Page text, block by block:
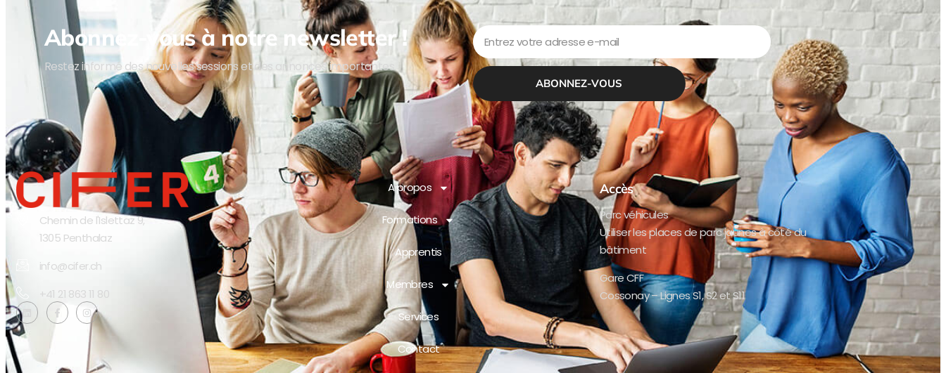
Abonnez-vous à notre newsletter !
Restez informé des nouvelles sessions et des annonces importantes.
ABONNEZ-VOUS
Chemin de l'Islettaz 9,
1305 Penthalaz
info@cifer.ch
+41 21 863 11 80
A propos
Formations
Apprentis
Membres
Services
Contact
Accès
Parc véhicules
Utiliser les places de parc jaunes à côté du
bâtiment
Gare CFF
Cossonay – Lignes S1, S2 et S11